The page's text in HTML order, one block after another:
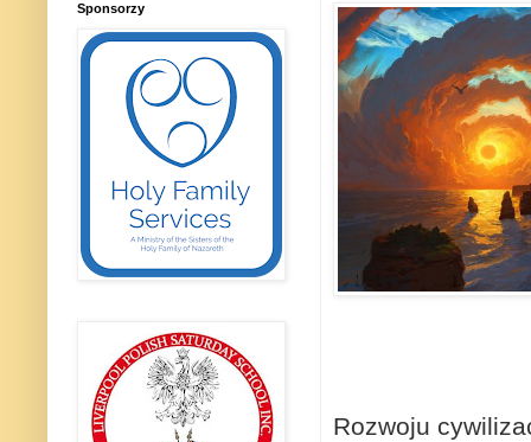
Rozwoju
Sponsorzy